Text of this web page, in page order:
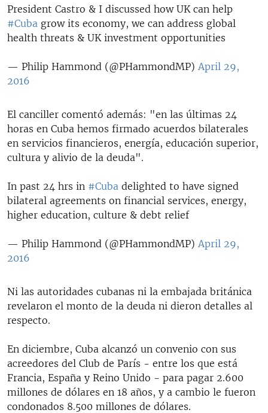
President Castro & I discussed how UK can help
#Cuba grow its economy, we can address global
health threats & UK investment opportunities
— Philip Hammond (@PHammondMP) April 29,
2016
El canciller comentó además: "en las últimas 24
horas en Cuba hemos firmado acuerdos bilaterales
en servicios financieros, energía, educación superior,
cultura y alivio de la deuda".
In past 24 hrs in #Cuba delighted to have signed
bilateral agreements on financial services, energy,
higher education, culture & debt relief
— Philip Hammond (@PHammondMP) April 29,
2016
​Ni las autoridades cubanas ni la embajada británica
revelaron el monto de la deuda ni dieron detalles al
respecto.
En diciembre, Cuba alcanzó un convenio con sus
acreedores del Club de París - entre los que está
Francia, España y Reino Unido - para pagar 2.600
millones de dólares en 18 años, y a cambio le fueron
condonados 8.500 millones de dólares.